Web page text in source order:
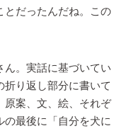
とだったんだね。この
ん。実話に基づいてい
折り返し部分に書いて
原案、文、絵、それぞ
最後に「自分を犬に